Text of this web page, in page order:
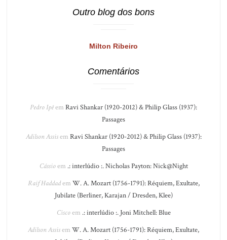
Outro blog dos bons
Milton Ribeiro
Comentários
Pedro Ipêem Ravi Shankar (1920-2012) & Philip Glass (1937):
Passages
Adilson Assisem Ravi Shankar (1920-2012) & Philip Glass (1937):
Passages
Cássioem .: interlúdio :. Nicholas Payton: Nick@Night
Raif Haddadem W. A. Mozart (1756-1791): Réquiem, Exultate,
Jubilate (Berliner, Karajan / Dresden, Klee)
Ciscoem .: interlúdio :. Joni Mitchell: Blue
Adilson Assisem W. A. Mozart (1756-1791): Réquiem, Exultate,